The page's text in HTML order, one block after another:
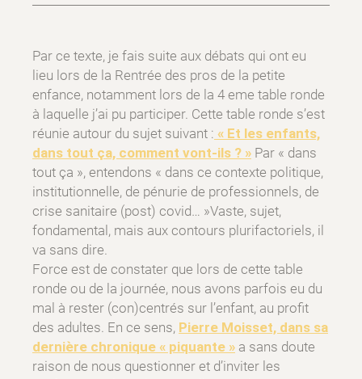
Par ce texte, je fais suite aux débats qui ont eu
lieu lors de la Rentrée des pros de la petite
enfance, notamment lors de la 4 eme table ronde
à laquelle j’ai pu participer. Cette table ronde s’est
réunie autour du sujet suivant : « Et les enfants,
dans tout ça, comment vont-ils ? » Par « dans
tout ça », entendons « dans ce contexte politique,
institutionnelle, de pénurie de professionnels, de
crise sanitaire (post) covid… »Vaste, sujet,
fondamental, mais aux contours plurifactoriels, il
va sans dire.
Force est de constater que lors de cette table
ronde ou de la journée, nous avons parfois eu du
mal à rester (con)centrés sur l’enfant, au profit
des adultes. En ce sens, Pierre Moisset, dans sa
dernière chronique « piquante » a sans doute
raison de nous questionner et d’inviter les